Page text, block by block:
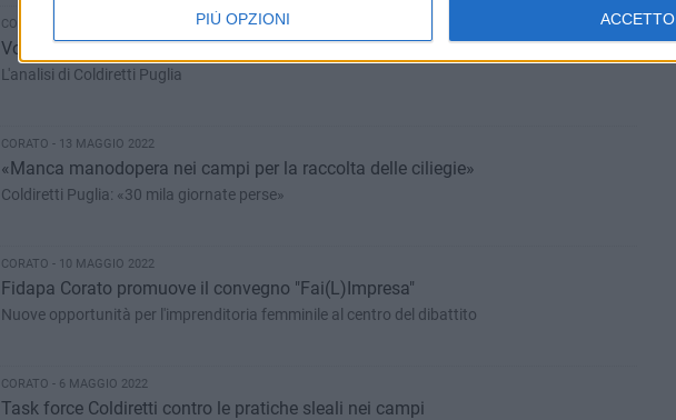
PIÙ OPZIONI ACCETTO
CORATO - 18 MAGGIO 2022
Volano i consumi del gelato ma con un incremento del prezzo del 10%
L'analisi di Coldiretti Puglia
CORATO - 13 MAGGIO 2022
«Manca manodopera nei campi per la raccolta delle ciliegie»
Coldiretti Puglia: «30 mila giornate perse»
CORATO - 10 MAGGIO 2022
Fidapa Corato promuove il convegno "Fai(L)Impresa"
Nuove opportunità per l'imprenditoria femminile al centro del dibattito
CORATO - 6 MAGGIO 2022
Task force Coldiretti contro le pratiche sleali nei campi